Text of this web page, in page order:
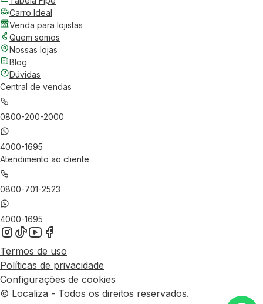
Carro Ideal
Venda para lojistas
Quem somos
Nossas lojas
Blog
Dúvidas
Central de vendas
0800-200-2000
4000-1695
Atendimento ao cliente
0800-701-2523
4000-1695
Termos de uso
Políticas de privacidade
Configurações de cookies
© Localiza - Todos os direitos reservados.